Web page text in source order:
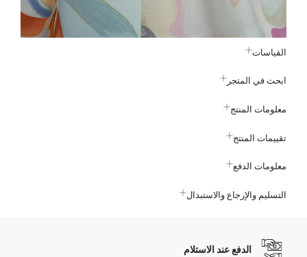
القياسات
ابحث في المتجر
معلومات المنتج
تقييمات المنتج
معلومات الدفع
التسليم والإرجاع والاستبدال
الدفع عند الاستلام